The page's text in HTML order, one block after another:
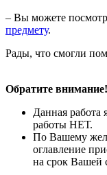
– Вы можете
предмету.
Рады, что смогли
Обратите внимание!
Данная работа
работы НЕТ.
По Вашему
оглавление
на срок Вашей